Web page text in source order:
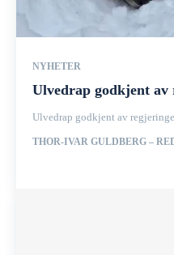
NYHETER
Ulvedrap godkjent av
Ulvedrap godkjent av
THOR-IVAR GULDBERG –